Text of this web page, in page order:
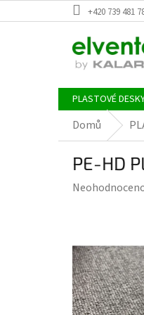
na
+420 739 481
PLASTOVÉ
Domů
PE-HD
Průměrné
0,0
z
5
hvězdiček.